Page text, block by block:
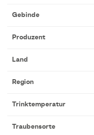
Gebinde
Produzent
Land
Region
Trinktemperatur
Traubensorte